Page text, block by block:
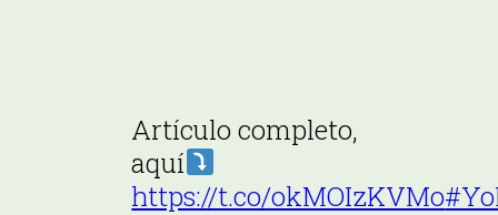
Artículo completo,
aquí
https://t.co/okMOIzKVMo